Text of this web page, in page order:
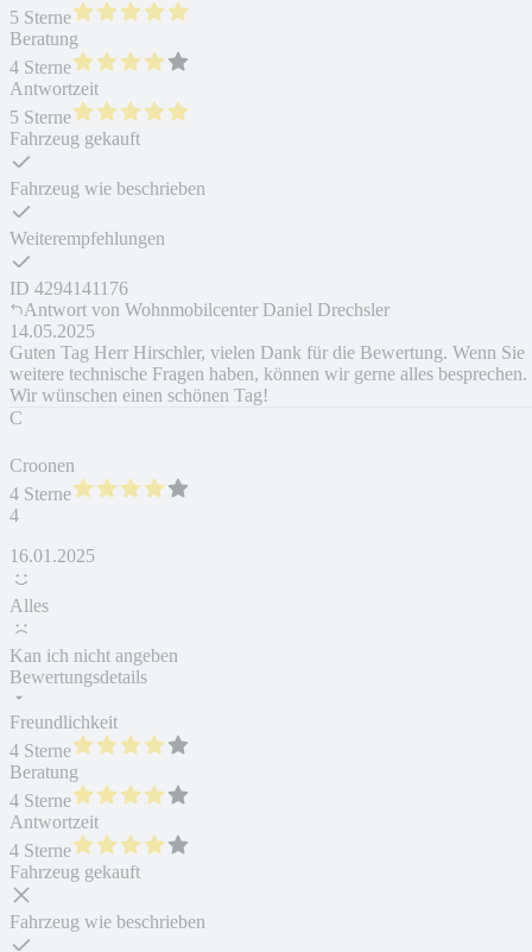
5 Sterne
Beratung
4 Sterne
Antwortzeit
5 Sterne
Fahrzeug gekauft
Fahrzeug wie beschrieben
Weiterempfehlungen
ID 4294141176
Antwort von Wohnmobilcenter Daniel Drechsler
14.05.2025
Guten Tag Herr Hirschler, vielen Dank für die Bewertung. Wenn Sie
weitere technische Fragen haben, können wir gerne alles besprechen.
Wir wünschen einen schönen Tag!
C
Croonen
4 Sterne
4
16.01.2025
Alles
Kan ich nicht angeben
Bewertungsdetails
Freundlichkeit
4 Sterne
Beratung
4 Sterne
Antwortzeit
4 Sterne
Fahrzeug gekauft
Fahrzeug wie beschrieben